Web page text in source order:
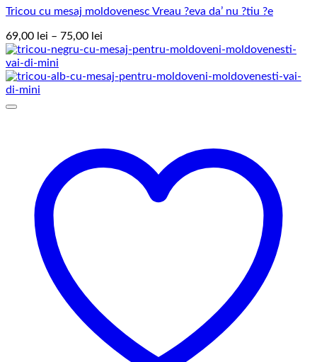
Tricou cu mesaj moldovenesc Vreau ?eva da’ nu ?tiu ?e
69,00 lei – 75,00 lei
de
69,00 lei